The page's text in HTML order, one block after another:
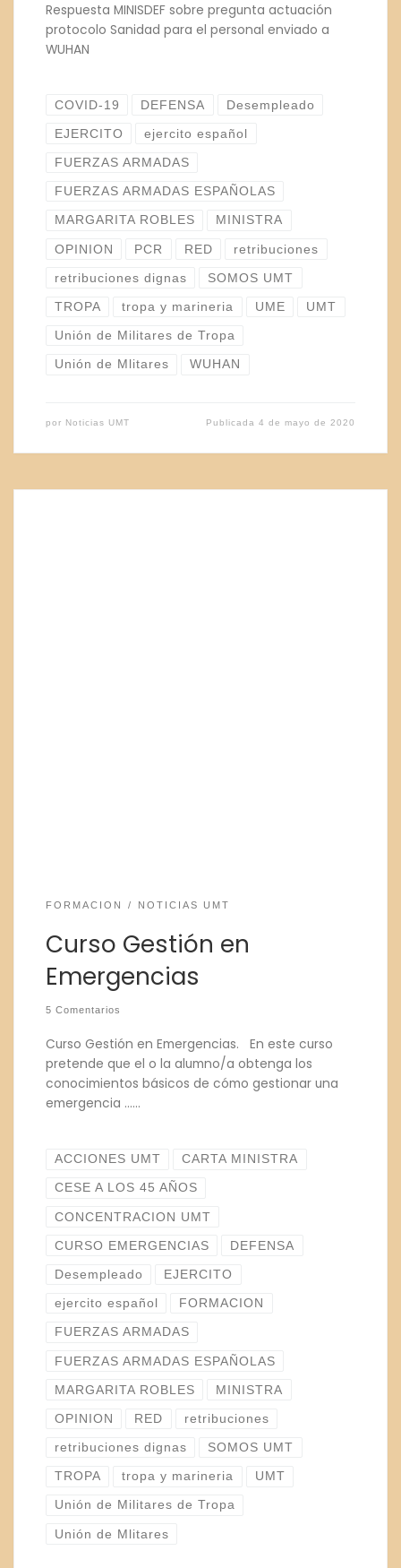
Respuesta MINISDEF sobre pregunta actuación
protocolo Sanidad para el personal enviado a
WUHAN
COVID-19 DEFENSA Desempleado
EJERCITO ejercito español
FUERZAS ARMADAS
FUERZAS ARMADAS ESPAÑOLAS
MARGARITA ROBLES MINISTRA
OPINION PCR RED retribuciones
retribuciones dignas SOMOS UMT
TROPA tropa y marineria UME UMT
Unión de Militares de Tropa
Unión de Mlitares WUHAN
por Noticias UMT Publicada4 de mayo de 2020
FORMACION NOTICIAS UMT
Curso Gestión en
Emergencias
5 Comentarios
Curso Gestión en Emergencias. En este curso
pretende que el o la alumno/a obtenga los
conocimientos básicos de cómo gestionar una
emergencia ……
ACCIONES UMT CARTA MINISTRA
CESE A LOS 45 AÑOS
CONCENTRACION UMT
CURSO EMERGENCIAS DEFENSA
Desempleado EJERCITO
ejercito español FORMACION
FUERZAS ARMADAS
FUERZAS ARMADAS ESPAÑOLAS
MARGARITA ROBLES MINISTRA
OPINION RED retribuciones
retribuciones dignas SOMOS UMT
TROPA tropa y marineria UMT
Unión de Militares de Tropa
Unión de Mlitares